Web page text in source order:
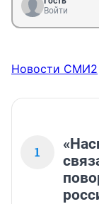
Войти
Новости СМИ2
1